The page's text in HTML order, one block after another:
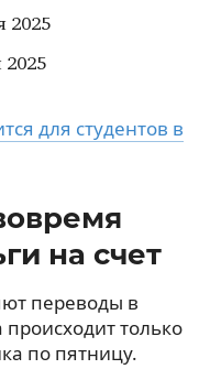
2025
2025
для студентов в
на счет
переводы в
только
по пятницу.